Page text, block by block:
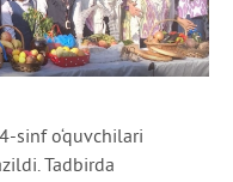
sinf o‘quvchilari
Tadbirda